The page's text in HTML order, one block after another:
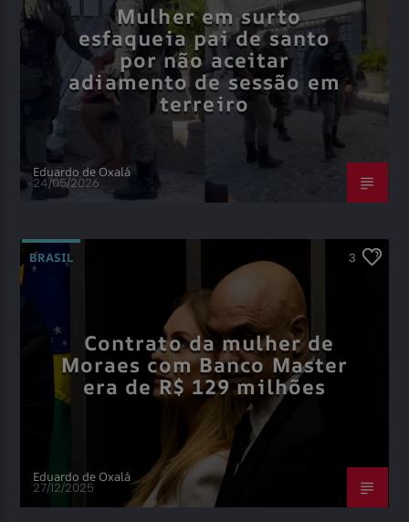
Mulher em surto
esfaqueia pai de santo
por não aceitar
adiamento de sessão em
terreiro
Eduardo de Oxalá
24/05/2026
BRASIL 3
Contrato da mulher de
Moraes com Banco Master
era de R$ 129 milhões
Eduardo de Oxalá
27/12/2025